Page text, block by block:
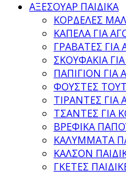
ΑΞΕΣΟΥΑΡ ΠΑΙΔΙΚΑ
ΚΟΡΔΕΛΕΣ
ΚΑΠΕΛΑ ΓΙΑ
ΓΡΑΒΑΤΕΣ ΓΙΑ
ΣΚΟΥΦΑΚΙΑ
ΠΑΠΙΓΙΟΝ ΓΙΑ
ΦΟΥΣΤΕΣ
ΤΙΡΑΝΤΕΣ ΓΙΑ
ΤΣΑΝΤΕΣ ΓΙΑ
ΒΡΕΦΙΚΑ
ΚΑΛΥΜΜΑΤΑ
ΚΑΛΣΟΝ
ΓΚΕΤΕΣ